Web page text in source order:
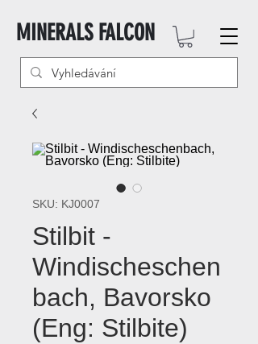
MINERALS FALCON
SKU: KJ0007
Stilbit -
Windischeschen
bach, Bavorsko
(Eng: Stilbite)